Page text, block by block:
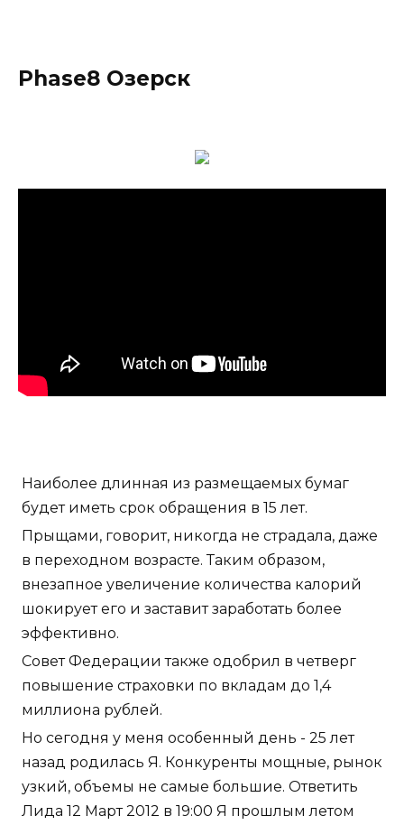
Phase8 Озерск
Наиболее длинная из размещаемых бумаг
будет иметь срок обращения в 15 лет.
Прыщами, говорит, никогда не страдала, даже
в переходном возрасте. Таким образом,
внезапное увеличение количества калорий
шокирует его и заставит заработать более
эффективно.
Совет Федерации также одобрил в четверг
повышение страховки по вкладам до 1,4
миллиона рублей.
Но сегодня у меня особенный день - 25 лет
назад родилась Я. Конкуренты мощные, рынок
узкий, объемы не самые большие. Ответить
Лида 12 Март 2012 в 19:00 Я прошлым летом